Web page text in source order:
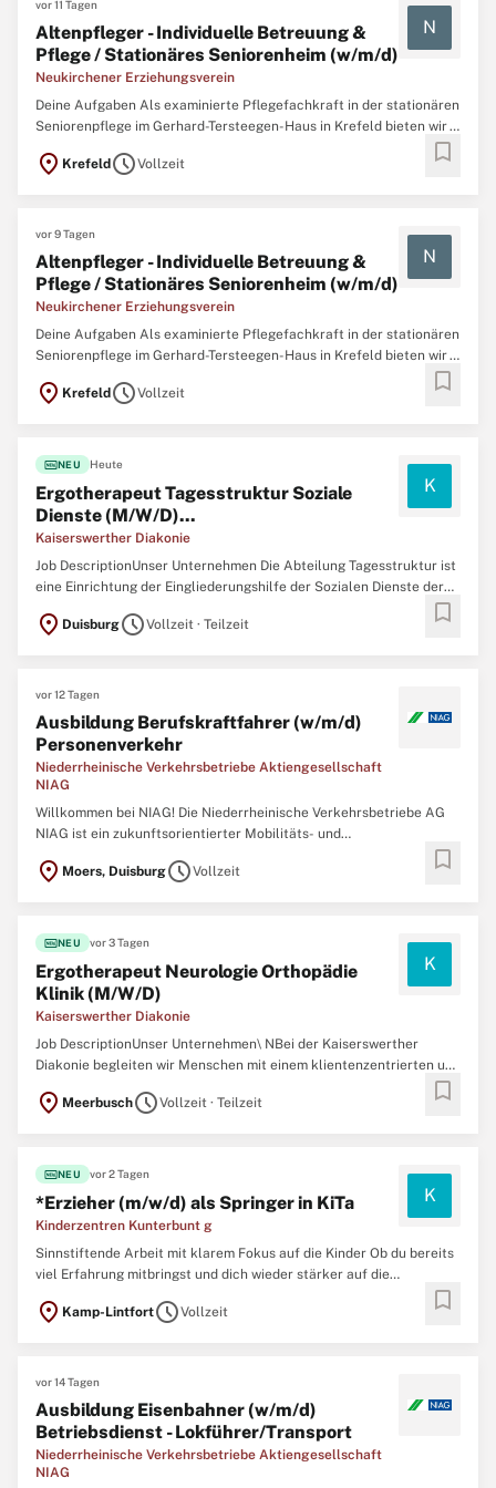
vor 11 Tagen
Altenpfleger - Individuelle Betreuung &
Pflege / Stationäres Seniorenheim (w/m/d)
Neukirchener Erziehungsverein
N
Deine Aufgaben Als examinierte Pflegefachkraft in der stationären
Seniorenpflege im Gerhard-Tersteegen-Haus in Krefeld bieten wir
dir die Möglichkeit, deine Expertise in der Betreuung und Pflege
unserer Bewohnerinnen und Bewohner einzubringen und
location_on Krefeld scheduleVollzeit bookmark
vor 9 Tagen
Altenpfleger - Individuelle Betreuung &
Pflege / Stationäres Seniorenheim (w/m/d)
Neukirchener Erziehungsverein
N
Deine Aufgaben Als examinierte Pflegefachkraft in der stationären
Seniorenpflege im Gerhard-Tersteegen-Haus in Krefeld bieten wir
dir die Möglichkeit, deine Expertise in der Betreuung und Pflege
unserer Bewohnerinnen und Bewohner einzubringen und
location_on Krefeld scheduleVollzeit bookmark
fiber_newNEU Heute
Ergotherapeut Tagesstruktur Soziale
Dienste (M/W/D)...
Kaiserswerther Diakonie
K
Job DescriptionUnser Unternehmen Die Abteilung Tagesstruktur ist
eine Einrichtung der Eingliederungshilfe der Sozialen Dienste der
Beschäftigungsangebote richten sich an Menschen mit seelischen
location_on DuisburgscheduleVollzeit · Teilzeit bookmark
vor 12 Tagen
Ausbildung Berufskraftfahrer (w/m/d)
Personenverkehr
Niederrheinische Verkehrsbetriebe Aktiengesellschaft
NIAG
Willkommen bei NIAG! Die Niederrheinische Verkehrsbetriebe AG
NIAG ist ein zukunftsorientierter Mobilitäts- und
Verkehrsdienstleister mit einem breiten Leistungsspektrum. Als
größter Anbieter im busgestützten öffentlichen
location_on Moers, DuisburgscheduleVollzeit bookmark
fiber_newNEU vor 3 Tagen
Ergotherapeut Neurologie Orthopädie
Klinik (M/W/D)
Kaiserswerther Diakonie
K
Job DescriptionUnser Unternehmen\ NBei der Kaiserswerther
Diakonie begleiten wir Menschen mit einem klientenzentrierten und
ergotherapeutischen Schwerpunktes in den Bereichen Neurologie
location_on MeerbuschscheduleVollzeit · Teilzeit bookmark
fiber_newNEU vor 2 Tagen
*Erzieher (m/w/d) als Springer in KiTa
Kinderzentren Kunterbunt g
K
Sinnstiftende Arbeit mit klarem Fokus auf die Kinder Ob du bereits
viel Erfahrung mitbringst und dich wieder stärker auf die
deiner Laufbahn stehst und verschiedene Konzepte kennenlernen
location_on Kamp-LintfortscheduleVollzeit bookmark
vor 14 Tagen
Ausbildung Eisenbahner (w/m/d)
Betriebsdienst - Lokführer/Transport
Niederrheinische Verkehrsbetriebe Aktiengesellschaft
NIAG